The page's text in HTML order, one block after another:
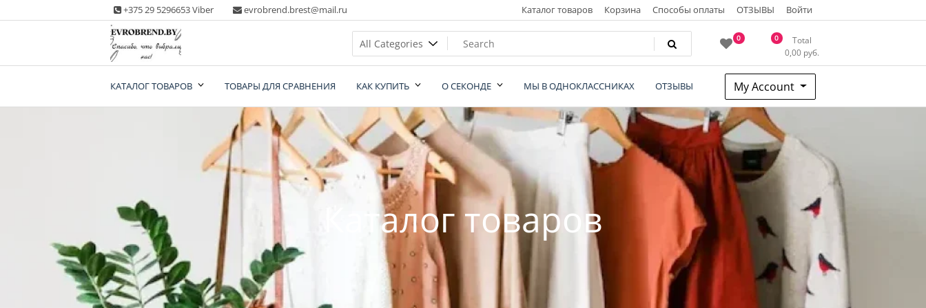
to
+375 29 5296653 Viber evrobrend.brest@mail.ru Каталог товаров Корзина Способы оплаты ОТЗЫВЫ Войти
Интернет-магазин
одежды second hand
0 0
Total
0,00 руб.
КАТАЛОГ ТОВАРОВ ТОВАРЫ ДЛЯ СРАВНЕНИЯ КАК КУПИТЬ О СЕКОНДЕ МЫ В ОДНОКЛАССНИКАХ ОТЗЫВЫ My Account
Каталог товаров